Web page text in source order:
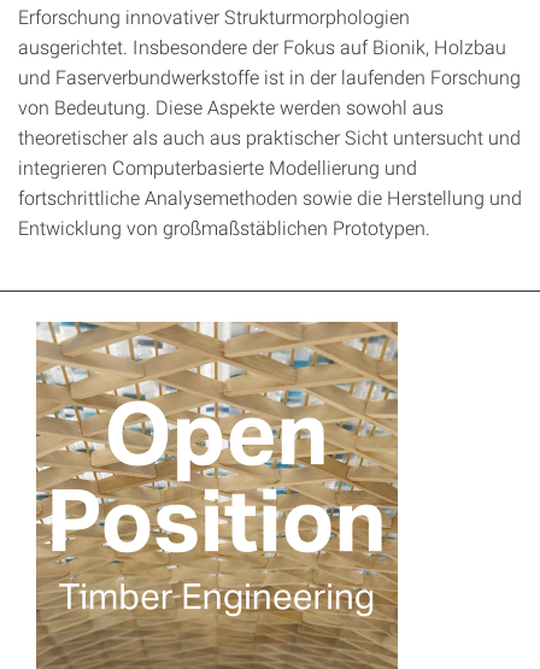
Erforschung innovativer Strukturmorphologien
ausgerichtet. Insbesondere der Fokus auf Bionik, Holzbau
und Faserverbundwerkstoffe ist in der laufenden Forschung
von Bedeutung. Diese Aspekte werden sowohl aus
theoretischer als auch aus praktischer Sicht untersucht und
integrieren Computerbasierte Modellierung und
fortschrittliche Analysemethoden sowie die Herstellung und
Entwicklung von großmaßstäblichen Prototypen.